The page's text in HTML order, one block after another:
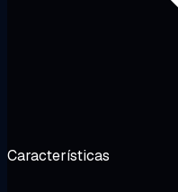
Características